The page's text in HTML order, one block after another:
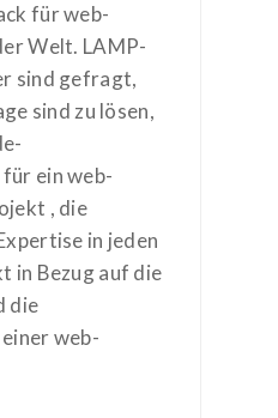
für web-
Welt. LAMP-
sind gefragt,
sind zu lösen,
ein web-
, die
in jeden
in Bezug auf die
die
web-